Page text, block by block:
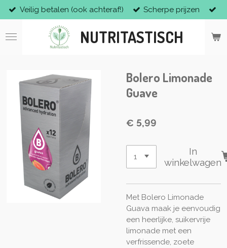
Ga
direct
naar
NUTRITASTISCH
Veilig betalen (ook achteraf!) Scherpe prijzen
Bolero Limonade
Guave
€ 5,99
In
winkelwagen
Met Bolero Limonade
Guava maak je eenvoudig
een heerlijke, suikervrije
limonade met een
verfrissende, zoete